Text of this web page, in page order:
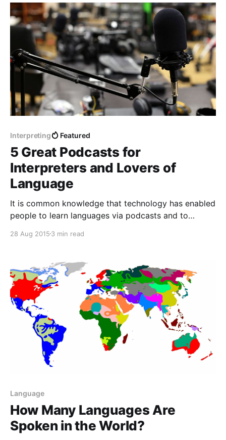
bigger points across and anyone bilingual can
Interpreting Featured
5 Great Podcasts for
Interpreters and Lovers of
Language
It is common knowledge that technology has enabled
people to learn languages via podcasts and to
an equal number of podcasts dedicated to those who
However, among the few that exist are
28 Aug 2015 3 min read
Language
How Many Languages Are
Spoken in the World?